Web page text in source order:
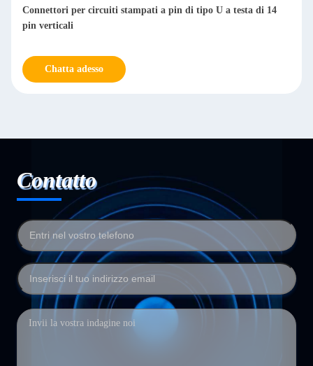
Connettori per circuiti stampati a pin di tipo U a testa di 14
pin verticali
Chatta adesso
Contatto